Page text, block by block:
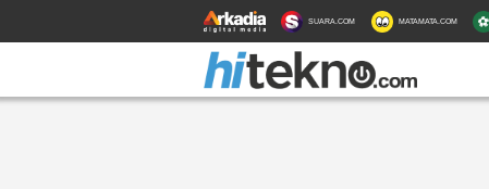
SUARA.COM MATAMATA.COM